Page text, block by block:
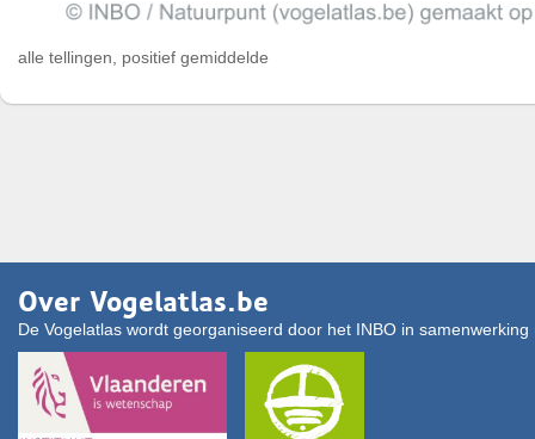
alle tellingen, positief gemiddelde
Over Vogelatlas.be
De Vogelatlas wordt georganiseerd door het INBO in